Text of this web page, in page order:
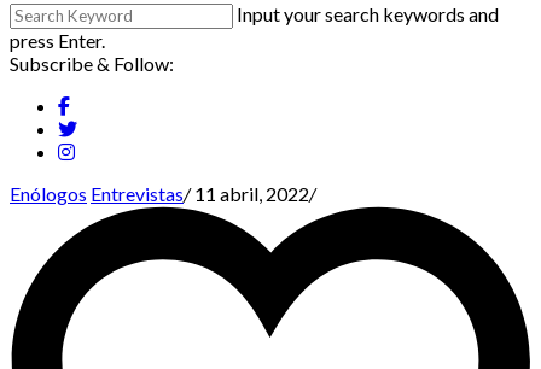
Input your search keywords and
press Enter.
Subscribe & Follow:
Enólogos Entrevistas/11 abril, 2022/